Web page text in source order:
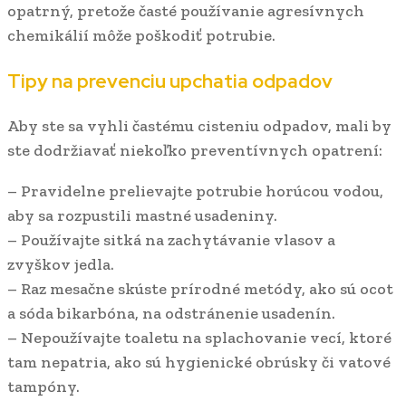
opatrný, pretože časté používanie agresívnych
chemikálií môže poškodiť potrubie.
Tipy na prevenciu upchatia odpadov
Aby ste sa vyhli častému cisteniu odpadov, mali by
ste dodržiavať niekoľko preventívnych opatrení:
– Pravidelne prelievajte potrubie horúcou vodou,
aby sa rozpustili mastné usadeniny.
– Používajte sitká na zachytávanie vlasov a
zvyškov jedla.
– Raz mesačne skúste prírodné metódy, ako sú ocot
a sóda bikarbóna, na odstránenie usadenín.
– Nepoužívajte toaletu na splachovanie vecí, ktoré
tam nepatria, ako sú hygienické obrúsky či vatové
tampóny.